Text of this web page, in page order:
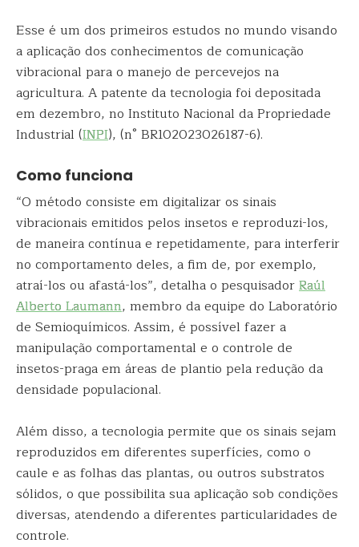
Esse é um dos primeiros estudos no mundo visando
a aplicação dos conhecimentos de comunicação
vibracional para o manejo de percevejos na
agricultura. A patente da tecnologia foi depositada
em dezembro, no Instituto Nacional da Propriedade
Industrial (INPI), (n° BR102023026187-6).
Como funciona
“O método consiste em digitalizar os sinais
vibracionais emitidos pelos insetos e reproduzi-los,
de maneira contínua e repetidamente, para interferir
no comportamento deles, a fim de, por exemplo,
atraí-los ou afastá-los”, detalha o pesquisadorRaúl
Alberto Laumann, membro da equipe do Laboratório
de Semioquímicos. Assim, é possível fazer a
manipulação comportamental e o controle de
insetos-praga em áreas de plantio pela redução da
densidade populacional.
Além disso, a tecnologia permite que os sinais sejam
reproduzidos em diferentes superfícies, como o
caule e as folhas das plantas, ou outros substratos
sólidos, o que possibilita sua aplicação sob condições
diversas, atendendo a diferentes particularidades de
controle.